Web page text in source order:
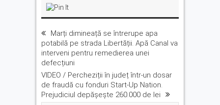
Marți dimineață se întrerupe apa
potabilă pe strada Libertății. Apă Canal va
interveni pentru remedierea unei
defecțiuni
VIDEO / Percheziții în județ într-un dosar
de fraudă cu fonduri Start-Up Nation.
Prejudiciul depășește 260.000 de lei